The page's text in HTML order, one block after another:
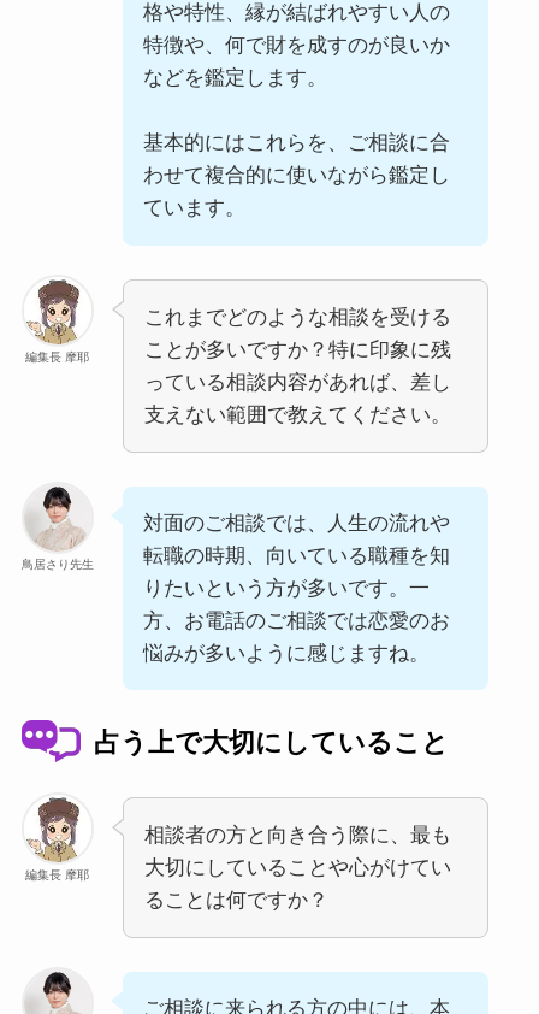
格や特性、縁が結ばれやすい人の
特徴や、何で財を成すのが良いか
などを鑑定します。
基本的にはこれらを、ご相談に合
わせて複合的に使いながら鑑定し
ています。
編集長 摩耶
これまでどのような相談を受ける
ことが多いですか？特に印象に残
っている相談内容があれば、差し
支えない範囲で教えてください。
鳥居さり先生
対面のご相談では、人生の流れや
転職の時期、向いている職種を知
りたいという方が多いです。一
方、お電話のご相談では恋愛のお
悩みが多いように感じますね。
占う上で大切にしていること
編集長 摩耶
相談者の方と向き合う際に、最も
大切にしていることや心がけてい
ることは何ですか？
ご相談に来られる方の中には、本